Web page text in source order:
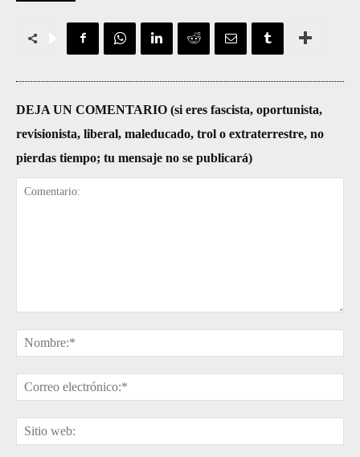
DEJA UN COMENTARIO (si eres fascista, oportunista,
revisionista, liberal, maleducado, trol o extraterrestre, no
pierdas tiempo; tu mensaje no se publicará)